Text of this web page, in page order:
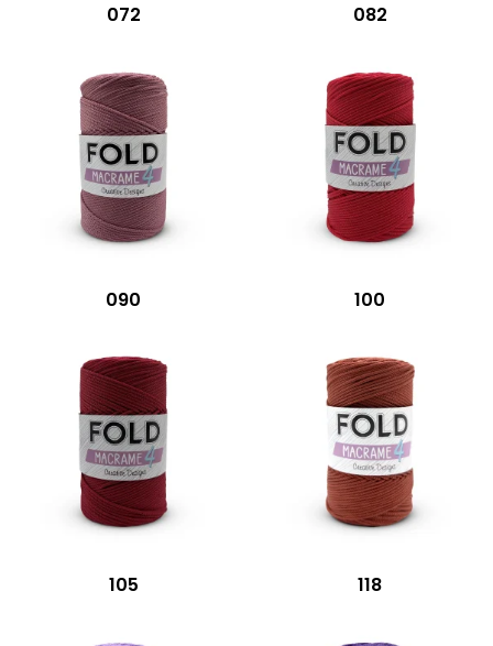
072 082
090 100
105 118